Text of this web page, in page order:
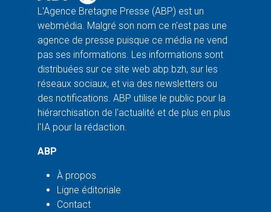
L'Agence Bretagne Presse (ABP) est un
webmédia. Malgré son nom ce n'est pas une
agence de presse puisque ce média ne vend
pas ses informations. Les informations sont
distribuées sur ce site web abp.bzh, sur les
réseaux sociaux, et via des newsletters ou
des notifications. ABP utilise le public pour la
hiérarchisation de l'actualité et de plus en plus
l'IA pour la rédaction.
ABP
À propos
Ligne éditoriale
Contact